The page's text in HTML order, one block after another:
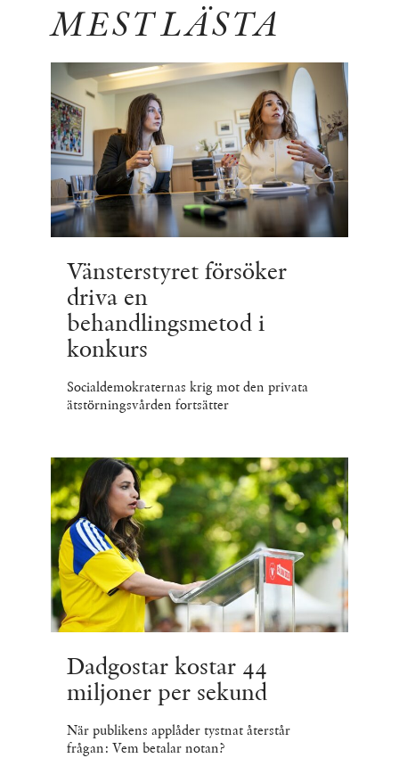
MEST LÄSTA
Vänsterstyret försöker
driva en
behandlingsmetod i
konkurs
Socialdemokraternas krig mot den privata
ätstörningsvården fortsätter
Dadgostar kostar 44
miljoner per sekund
När publikens applåder tystnat återstår
frågan: Vem betalar notan?